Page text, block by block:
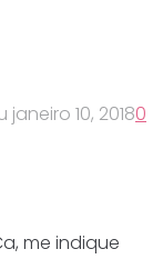
janeiro 10, 20180
me indique